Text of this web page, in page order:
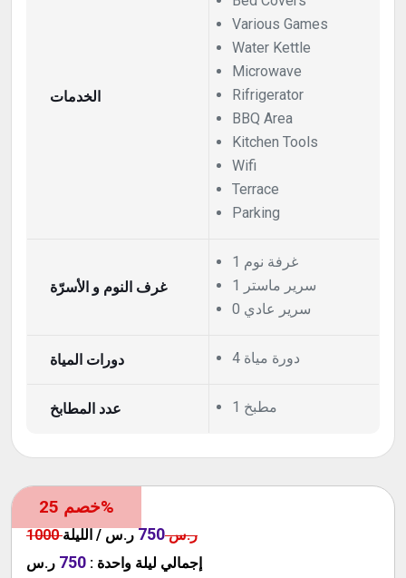
الخدمات
Various Games
Water Kettle
Microwave
Rifrigerator
BBQ Area
Kitchen Tools
Wifi
Terrace
Parking
غرف النوم و الأسرّة
1 غرفة نوم
1 سرير ماستر
0 سرير عادي
دورات المياة 4 دورة مياة
عدد المطابخ 1 مطبخ
خصم 25%
1000 ر.س750 ر.س / الليلة
إجمالي ليلة واحدة :
750 ر.س